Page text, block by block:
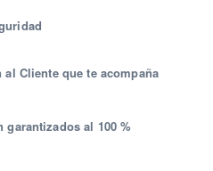
Cliente que te acompaña
garantizados al 100 %